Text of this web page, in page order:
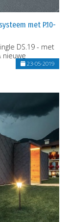
met P.10-
DS.19 - met
nieuwe
23-05-2019